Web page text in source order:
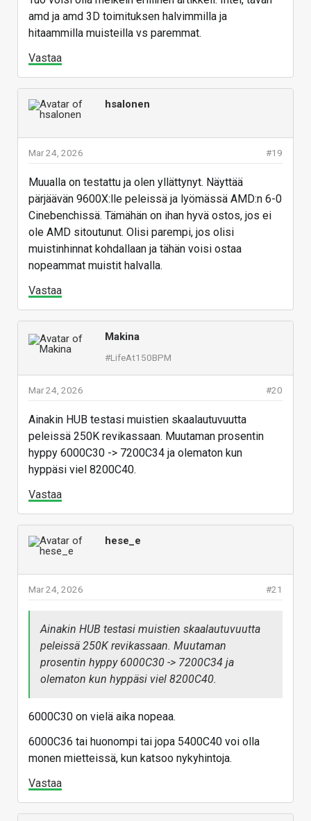
amd ja amd 3D toimituksen halvimmilla ja
hitaammilla muisteilla vs paremmat.
Vastaa
hsalonen
#19
Mar 24, 2026
Muualla on testattu ja olen yllättynyt. Näyttää
pärjäävän 9600X:lle peleissä ja lyömässä AMD:n 6-0
Cinebenchissä. Tämähän on ihan hyvä ostos, jos ei
ole AMD sitoutunut. Olisi parempi, jos olisi
muistinhinnat kohdallaan ja tähän voisi ostaa
nopeammat muistit halvalla.
Vastaa
Makina
#LifeAt150BPM
#20
Mar 24, 2026
Ainakin HUB testasi muistien skaalautuvuutta
peleissä 250K revikassaan. Muutaman prosentin
hyppy 6000C30 -> 7200C34 ja olematon kun
hyppäsi viel 8200C40.
Vastaa
hese_e
#21
Mar 24, 2026
Ainakin HUB testasi muistien skaalautuvuutta
peleissä 250K revikassaan. Muutaman
prosentin hyppy 6000C30 -> 7200C34 ja
olematon kun hyppäsi viel 8200C40.
6000C30 on vielä aika nopeaa.
6000C36 tai huonompi tai jopa 5400C40 voi olla
monen mietteissä, kun katsoo nykyhintoja.
Vastaa